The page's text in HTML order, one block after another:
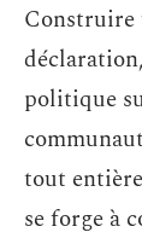
Construire
politique
tout
se forge à